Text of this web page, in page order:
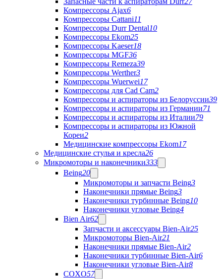
Компрессоры Ajax6
Компрессоры Cattani11
Компрессоры Durr Dental10
Компрессоры Ekom25
Компрессоры Kaeser18
Компрессоры MGF36
Компрессоры Remeza39
Компрессоры Werther3
Компрессоры Wuerwei17
Компрессоры для Cad Cam2
Компрессоры и аспираторы из Белоруссии39
Компрессоры и аспираторы из Германии71
Компрессоры и аспираторы из Италии79
Компрессоры и аспираторы из Южной
Кореи2
Медицинские компрессоры Ekom17
Медицинские стулья и кресла26
Микромоторы и наконечники333
Being20
Микромоторы и запчасти Being3
Наконечники прямые Being3
Наконечники турбинные Being10
Наконечники угловые Being4
Bien Air62
Запчасти и аксессуары Bien-Air25
Микромоторы Bien-Air21
Наконечники прямые Bien-Air2
Наконечники турбинные Bien-Air6
Наконечники угловые Bien-Air8
COXO57